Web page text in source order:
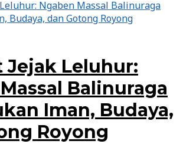
Jejak Leluhur:
Balinuraga
Iman, Budaya,
Royong